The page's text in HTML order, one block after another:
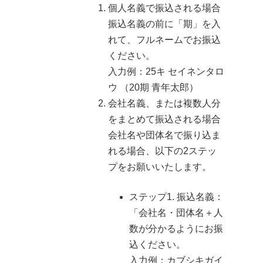
個人名義で振込される場合
振込名義の前に「期」を入
れて、フルネームでお振込
ください。
入力例：25キ セイネンタロ
ウ （20期 青年太郎）
会社名義、または複数人分
をまとめて振込される場合
会社名や団体名で振り込ま
れる場合、以下の2ステッ
プをお願いいたします。
ステップ1. 振込名義：
「会社名・団体名＋人
数が分かるようにお振
込ください。
入力例：カブシキガイ